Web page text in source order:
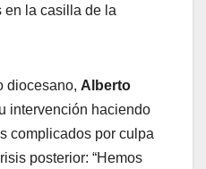
en la casilla de la
diocesano, Alberto
intervención haciendo
complicados por culpa
posterior: “Hemos